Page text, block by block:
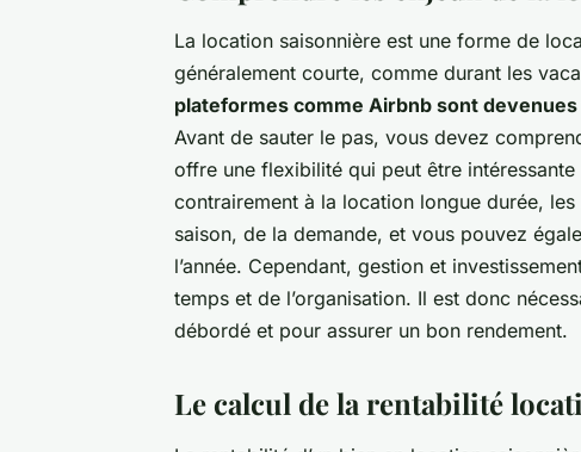
La location saisonnière est une forme de
généralement courte, comme durant les
plateformes comme Airbnb sont
Avant de sauter le pas, vous devez
offre une flexibilité qui peut être
contrairement à la location longue durée,
saison, de la demande, et vous pouvez
l’année. Cependant, gestion et
temps et de l’organisation. Il est donc
débordé et pour assurer un bon rendement.
Le calcul de la rentabilité